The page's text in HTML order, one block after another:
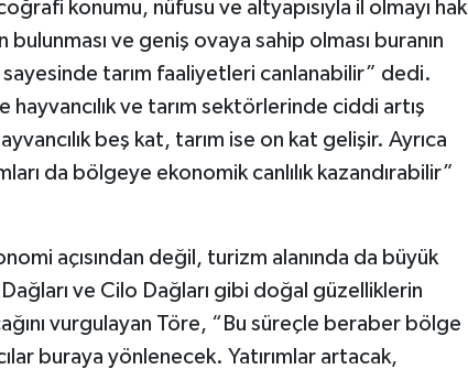
konumu, nüfusu ve altyapısıyla il olmayı hak
ve geniş ovaya sahip olması buranın
sayesinde tarım faaliyetleri canlanabilir” dedi.
hayvancılık ve tarım sektörlerinde ciddi artış
beş kat, tarım ise on kat gelişir. Ayrıca
da bölgeye ekonomik canlılık kazandırabilir”
açısından değil, turizm alanında da büyük
ve Cilo Dağları gibi doğal güzelliklerin
vurgulayan Töre, “Bu süreçle beraber bölge
buraya yönlenecek. Yatırımlar artacak,